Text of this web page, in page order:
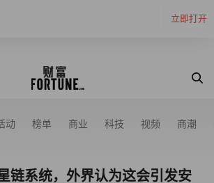
立即打开
动 榜单 商业 科技 视频 商潮
链系统，外界认为这会引发安